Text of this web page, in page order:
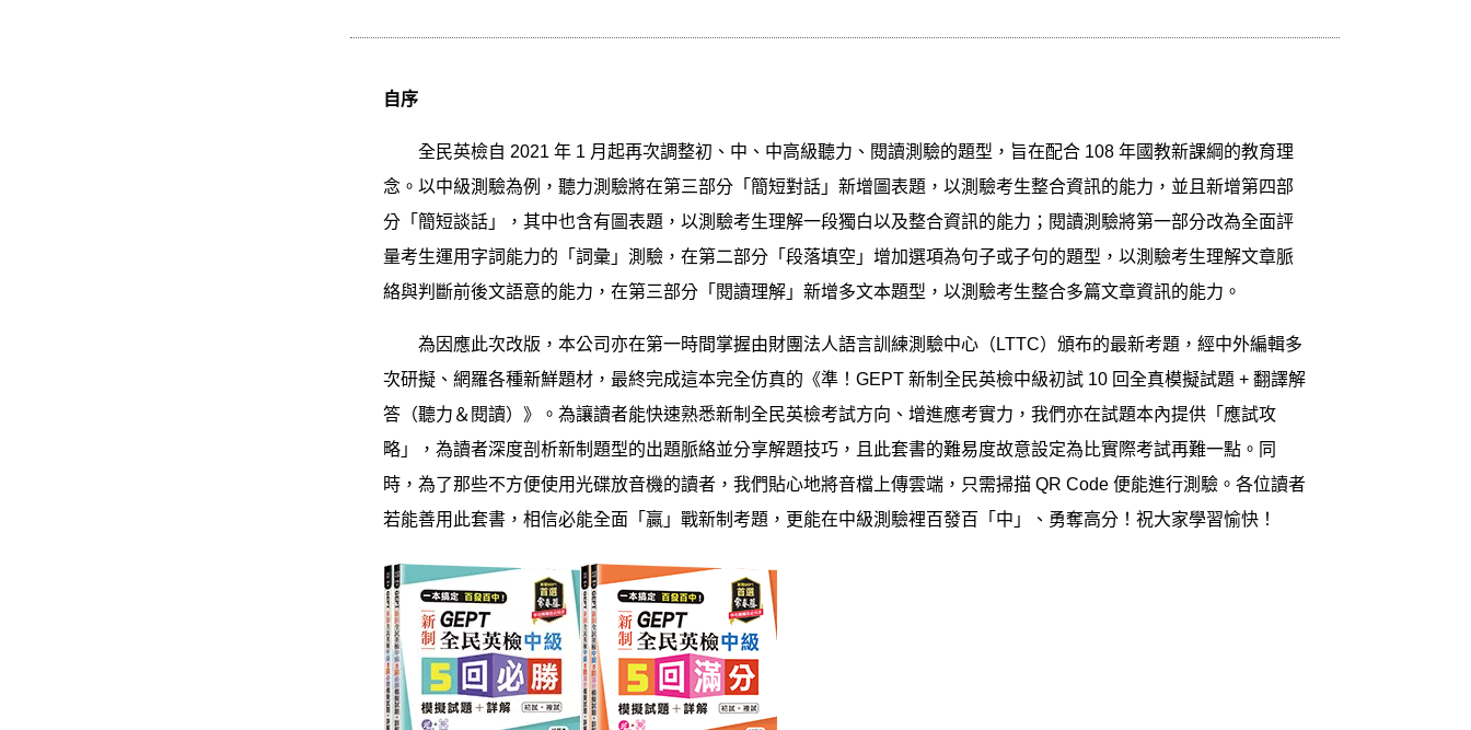
自序
全民英檢自 2021 年 1 月起再次調整初、中、中高級聽力、閱讀測驗的題型，旨在配合 108 年國教新課綱的教育理
念。以中級測驗為例，聽力測驗將在第三部分「簡短對話」新增圖表題，以測驗考生整合資訊的能力，並且新增第四部
分「簡短談話」，其中也含有圖表題，以測驗考生理解一段獨白以及整合資訊的能力；閱讀測驗將第一部分改為全面評
量考生運用字詞能力的「詞彙」測驗，在第二部分「段落填空」增加選項為句子或子句的題型，以測驗考生理解文章脈
絡與判斷前後文語意的能力，在第三部分「閱讀理解」新增多文本題型，以測驗考生整合多篇文章資訊的能力。
為因應此次改版，本公司亦在第一時間掌握由財團法人語言訓練測驗中心（LTTC）頒布的最新考題，經中外編輯多
次研擬、網羅各種新鮮題材，最終完成這本完全仿真的《準！GEPT 新制全民英檢中級初試 10 回全真模擬試題 + 翻譯解
答（聽力＆閱讀）》。為讓讀者能快速熟悉新制全民英檢考試方向、增進應考實力，我們亦在試題本內提供「應試攻
略」，為讀者深度剖析新制題型的出題脈絡並分享解題技巧，且此套書的難易度故意設定為比實際考試再難一點。同
時，為了那些不方便使用光碟放音機的讀者，我們貼心地將音檔上傳雲端，只需掃描 QR Code 便能進行測驗。各位讀者
若能善用此套書，相信必能全面「贏」戰新制考題，更能在中級測驗裡百發百「中」、勇奪高分！祝大家學習愉快！